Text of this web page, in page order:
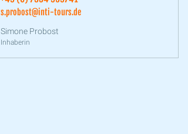
s.probost@inti-tours.de
Simone Probost
Inhaberin